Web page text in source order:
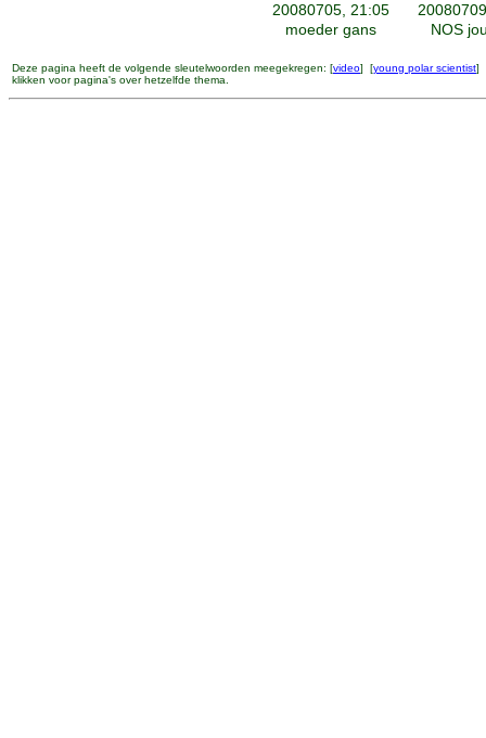
20080705, 21:05
moeder gans
NOS
Deze pagina heeft de volgende sleutelwoorden meegekregen: [video] [young polar scientist]
klikken voor pagina's over hetzelfde thema.